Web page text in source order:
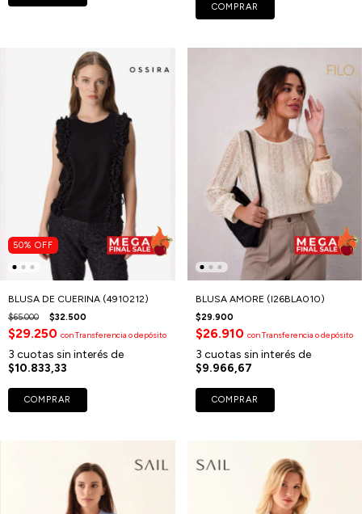
COMPRAR
50% OFF
BLUSA DE CUERINA (4910212)
$65.000 $32.500
$29.250 conTransferencia o depósito
3 cuotas sin interés de
$10.833,33
COMPRAR
BLUSA AMORE (I26BLA010)
$29.900
$26.910 conTransferencia o depósito
3 cuotas sin interés de
$9.966,67
COMPRAR